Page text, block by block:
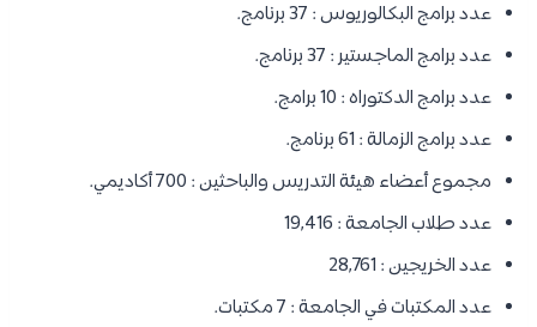
عدد برامج البكالوريوس : 37 برنامج.
عدد برامج الماجستير : 37 برنامج.
عدد برامج الدكتوراه : 10 برامج.
عدد برامج الزمالة : 61 برنامج.
مجموع أعضاء هيئة التدريس والباحثين : 700 أكاديمي.
عدد طلاب الجامعة : 19,416
عدد الخريجين : 28,761
عدد المكتبات في الجامعة : 7 مكتبات.